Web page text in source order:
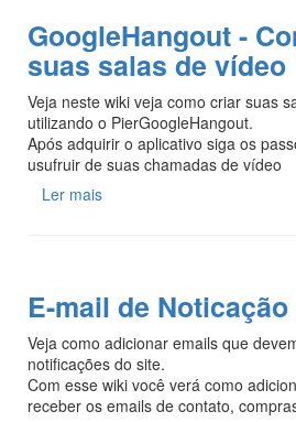
GoogleHangout -
suas salas de vídeo
Veja neste wiki veja como criar suas
utilizando o PierGoogleHangout.
Após adquirir o aplicativo siga os
usufruir de suas chamadas de vídeo
Ler mais
E-mail de Noticação
Veja como adicionar emails que
notificações do site.
Com esse wiki você verá como
receber os emails de contato,